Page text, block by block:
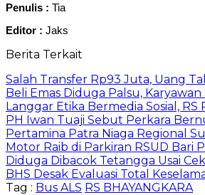
Penulis : Tia
Editor : Jaks
Berita Terkait
Salah Transfer Rp93 Juta, Uang
Beli Emas Diduga Palsu,
Langgar Etika Bermedia Sosial,
PH Iwan Tuaji Sebut Perkara
Pertamina Patra Niaga Regional
Motor Raib di Parkiran RSUD Bari
Diduga Dibacok Tetangga Usai
BHS Desak Evaluasi Total
Tag : Bus ALS RS BHAYANGKARA